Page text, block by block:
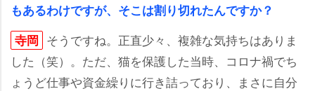
もあるわけですが、そこは割り切れたんですか？
寺岡 そうですね。正直少々、複雑な気持ちはありま
した（笑）。ただ、猫を保護した当時、コロナ禍でち
ょうど仕事や資金繰りに行き詰っており、まさに自分